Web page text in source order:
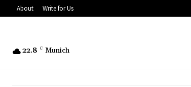
About Write for Us
22.8 C Munich